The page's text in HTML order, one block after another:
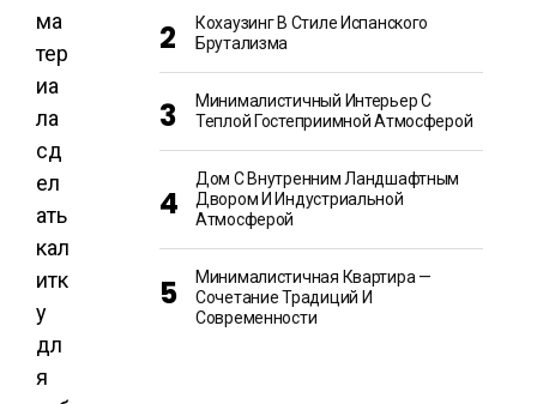
Кохаузинг В Стиле Испанского
Брутализма
Минималистичный Интерьер С
Теплой Гостеприимной Атмосферой
Дом С Внутренним Ландшафтным
Двором И Индустриальной
Атмосферой
Минималистичная Квартира —
Сочетание Традиций И
Современности